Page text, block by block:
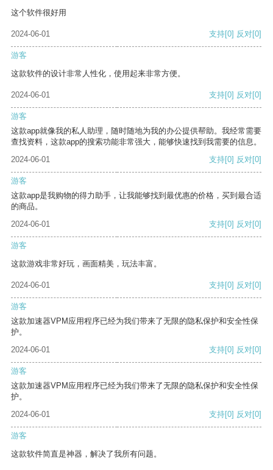
这个软件很好用
2024-06-01 支持[0] 反对[0]
游客
这款软件的设计非常人性化，使用起来非常方便。
2024-06-01 支持[0] 反对[0]
游客
这款app就像我的私人助理，随时随地为我的办公提供帮助。我经常需要
查找资料，这款app的搜索功能非常强大，能够快速找到我需要的信息。
2024-06-01
支持[0] 反对[0]
游客
这款app是我购物的得力助手，让我能够找到最优惠的价格，买到最合适
的商品。
2024-06-01
支持[0] 反对[0]
游客
这款游戏非常好玩，画面精美，玩法丰富。
2024-06-01 支持[0] 反对[0]
游客
这款加速器VPM应用程序已经为我们带来了无限的隐私保护和安全性保
护。
2024-06-01
支持[0] 反对[0]
游客
这款加速器VPM应用程序已经为我们带来了无限的隐私保护和安全性保
护。
2024-06-01
支持[0] 反对[0]
游客
这款软件简直是神器，解决了我所有问题。